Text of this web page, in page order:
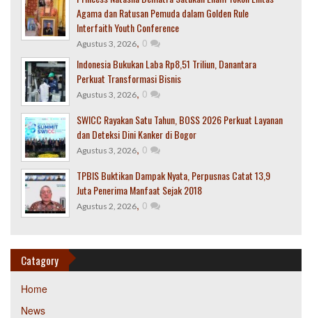
Agama dan Ratusan Pemuda dalam Golden Rule
Interfaith Youth Conference
Agustus 3, 2026, 0
Indonesia Bukukan Laba Rp8,51 Triliun, Danantara
Perkuat Transformasi Bisnis
Agustus 3, 2026, 0
SWICC Rayakan Satu Tahun, BOSS 2026 Perkuat Layanan
dan Deteksi Dini Kanker di Bogor
Agustus 3, 2026, 0
TPBIS Buktikan Dampak Nyata, Perpusnas Catat 13,9
Juta Penerima Manfaat Sejak 2018
Agustus 2, 2026, 0
Catagory
Home
News